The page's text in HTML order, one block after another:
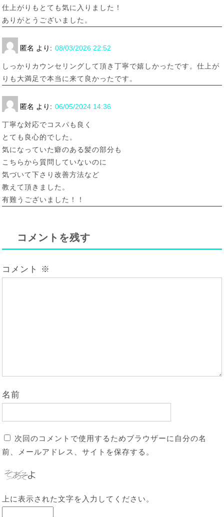
仕上がりもとても気に入りました！
ありがとうございました。
匿名 より: 08/03/2026 22:52
しっかりカウンセリングして頂き丁寧で嬉しかったです。仕上が
りも大満足で本当に来て良かったです。
匿名 より: 06/05/2024 14:36
丁寧な対応でコスパも良く
とても良心的でした。
気になっていた癖のある髪の部分も
こちらから質問していないのに
気づいて下さり改善方法など
教えて頂きました。
有難うございました！！
コメントを残す
コメント ※
名前
次回のコメントで使用するためブラウザーに自分の名
前、メールアドレス、サイトを保存する。
上に表示された文字を入力してください。